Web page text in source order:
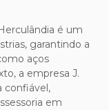
é um
garantindo a
aços
a empresa J.
confiável,
em